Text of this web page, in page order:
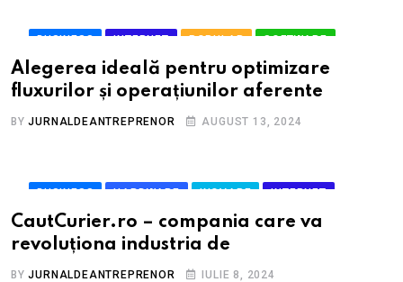
BUSINESS INTERNET POPULAR
SOFTWARE
TRENDING
Alegerea ideală pentru optimizare
fluxurilor și operațiunilor aferente
BYJURNALDEANTREPRENOR AUGUST 13, 2024
BUSINESS HARDWARE INOVARE
INTERNET
PODCAST
SOFTWARE
TECH
TEHNOLOGIE TRENDING
CautCurier.ro – compania care va
revoluționa industria de
BYJURNALDEANTREPRENOR IULIE 8, 2024